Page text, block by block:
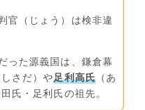
官（じょう）は検非違
った源義国は、鎌倉幕
しさだ）や足利高氏（あ
氏・足利氏の祖先。